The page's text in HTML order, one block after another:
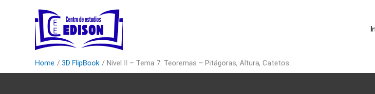
Home 3D FlipBook Nivel II – Tema 7: Teoremas – Pitágoras, Altura, Catetos